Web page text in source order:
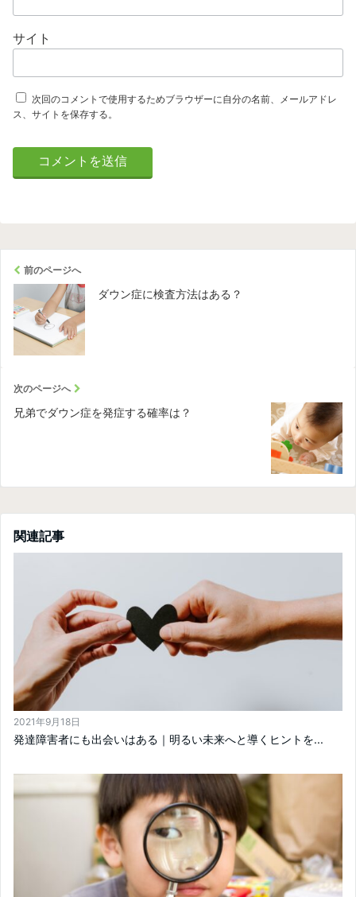
サイト
次回のコメントで使用するためブラウザーに自分の名前、メールアドレ
ス、サイトを保存する。
前のページへ
ダウン症に検査方法はある？
次のページへ
兄弟でダウン症を発症する確率は？
関連記事
2021年9月18日
発達障害者にも出会いはある｜明るい未来へと導くヒントを...